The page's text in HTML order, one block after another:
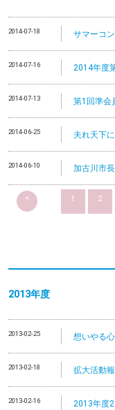
2014-07-18 サマーコ
2014-07-16 2014年度
2014-07-13 第1回準会
2014-06-25 夫れ天下
2014-06-10 加古川市
< 1 2
2013年度
2013-02-25 想いやる
2013-02-18 拡大活動
2013-02-16 2013年度